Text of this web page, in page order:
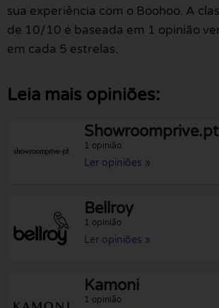
sua experiência com o Boohoo. A
de 10/10 é baseada em 1 opinião
em cada 5 estrelas.
Leia mais opiniões:
Showroomprive.pt
1 opinião
Ler opiniões »
Bellroy
1 opinião
Ler opiniões »
Kamoni
1 opinião